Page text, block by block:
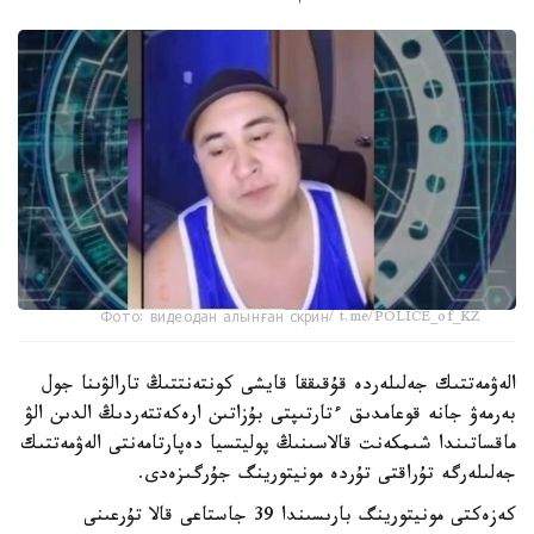
Фото: видеодан алынған скрин/ t.me/POLICE_of_KZ
الەۋمەتتىك جەلىلەردە قۇقىققا قايشى كونتەنتتىڭ تارالۋىنا جول
بەرمەۋ جانە قوعامدىق ءتارتىپتى بۇزاتىن ارەكەتتەردىڭ الدىن الۋ
ماقساتىندا شىمكەنت قالاسىنىڭ پوليتسيا دەپارتامەنتى الەۋمەتتىك
جەلىلەرگە تۇراقتى تۇردە مونيتورينگ جۇرگىزەدى.
كەزەكتى مونيتورينگ بارىسىندا 39 جاستاعى قالا تۇرعىنى